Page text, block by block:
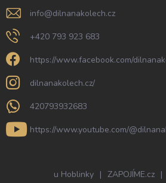
info@dilnanakolech.cz
+420 793 923 683
https://www.facebook.com/
dilnanakolech.cz/
420793932683
https://www.youtube.com/
u Hoblinky | ZAPOJÍME.cz |